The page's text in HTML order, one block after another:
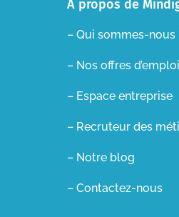
À propos de
– Qui sommes-nous
– Nos offres d’emploi
– Espace entreprise
– Recruteur des
– Notre blog
– Contactez-nous